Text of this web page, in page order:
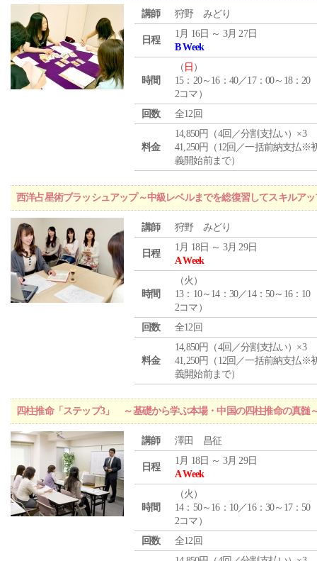
講師 狩野 みどり
日程
1月 16日 ～ 3月 27日
B Week
時間
（ 日 ）
15：20～16：40／17：00～18：20
2コマ）
回数
全12回
料金
14,850円（4回／分割支払い）×3
41,250円（12回／一括前納支払※
義開始前まで）
西洋占星術ブラッシュアップ～中級レベルまでを総復習してスキルア
講師 狩野 みどり
日程
1月 18日 ～ 3月 29日
A Week
時間
（火 ）
13：10～14：30／14：50～16：10
2コマ）
回数
全12回
料金
14,850円（4回／分割支払い）×3
41,250円（12回／一括前納支払※
義開始前まで）
四柱推命「ステップ3」 ～基礎から学ぶ本場・中国の四柱推命の真髄
講師 澤田 昌征
日程
1月 18日 ～ 3月 29日
A Week
時間
（火 ）
14：50～16：10／16：30～17：50
2コマ）
回数
全12回